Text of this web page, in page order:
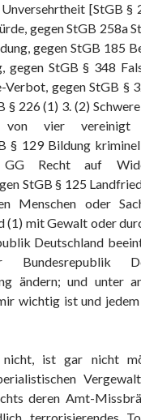
[StGB §
gegen StGB 258a
gegen StGB 185
gegen StGB § 348
Verbot, gegen StGB §
§ 226 (1) 3. (2)
von vier vereinigt
§ 129 Bildung
Recht auf
StGB § 125
Menschen oder
(1) mit Gewalt oder
Deutschland
ändern; und unter
wichtig ist und
ist gar nicht
deren Amt-